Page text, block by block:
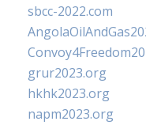
sbcc-2022.com
grur2023.org
hkhk2023.org
napm2023.org